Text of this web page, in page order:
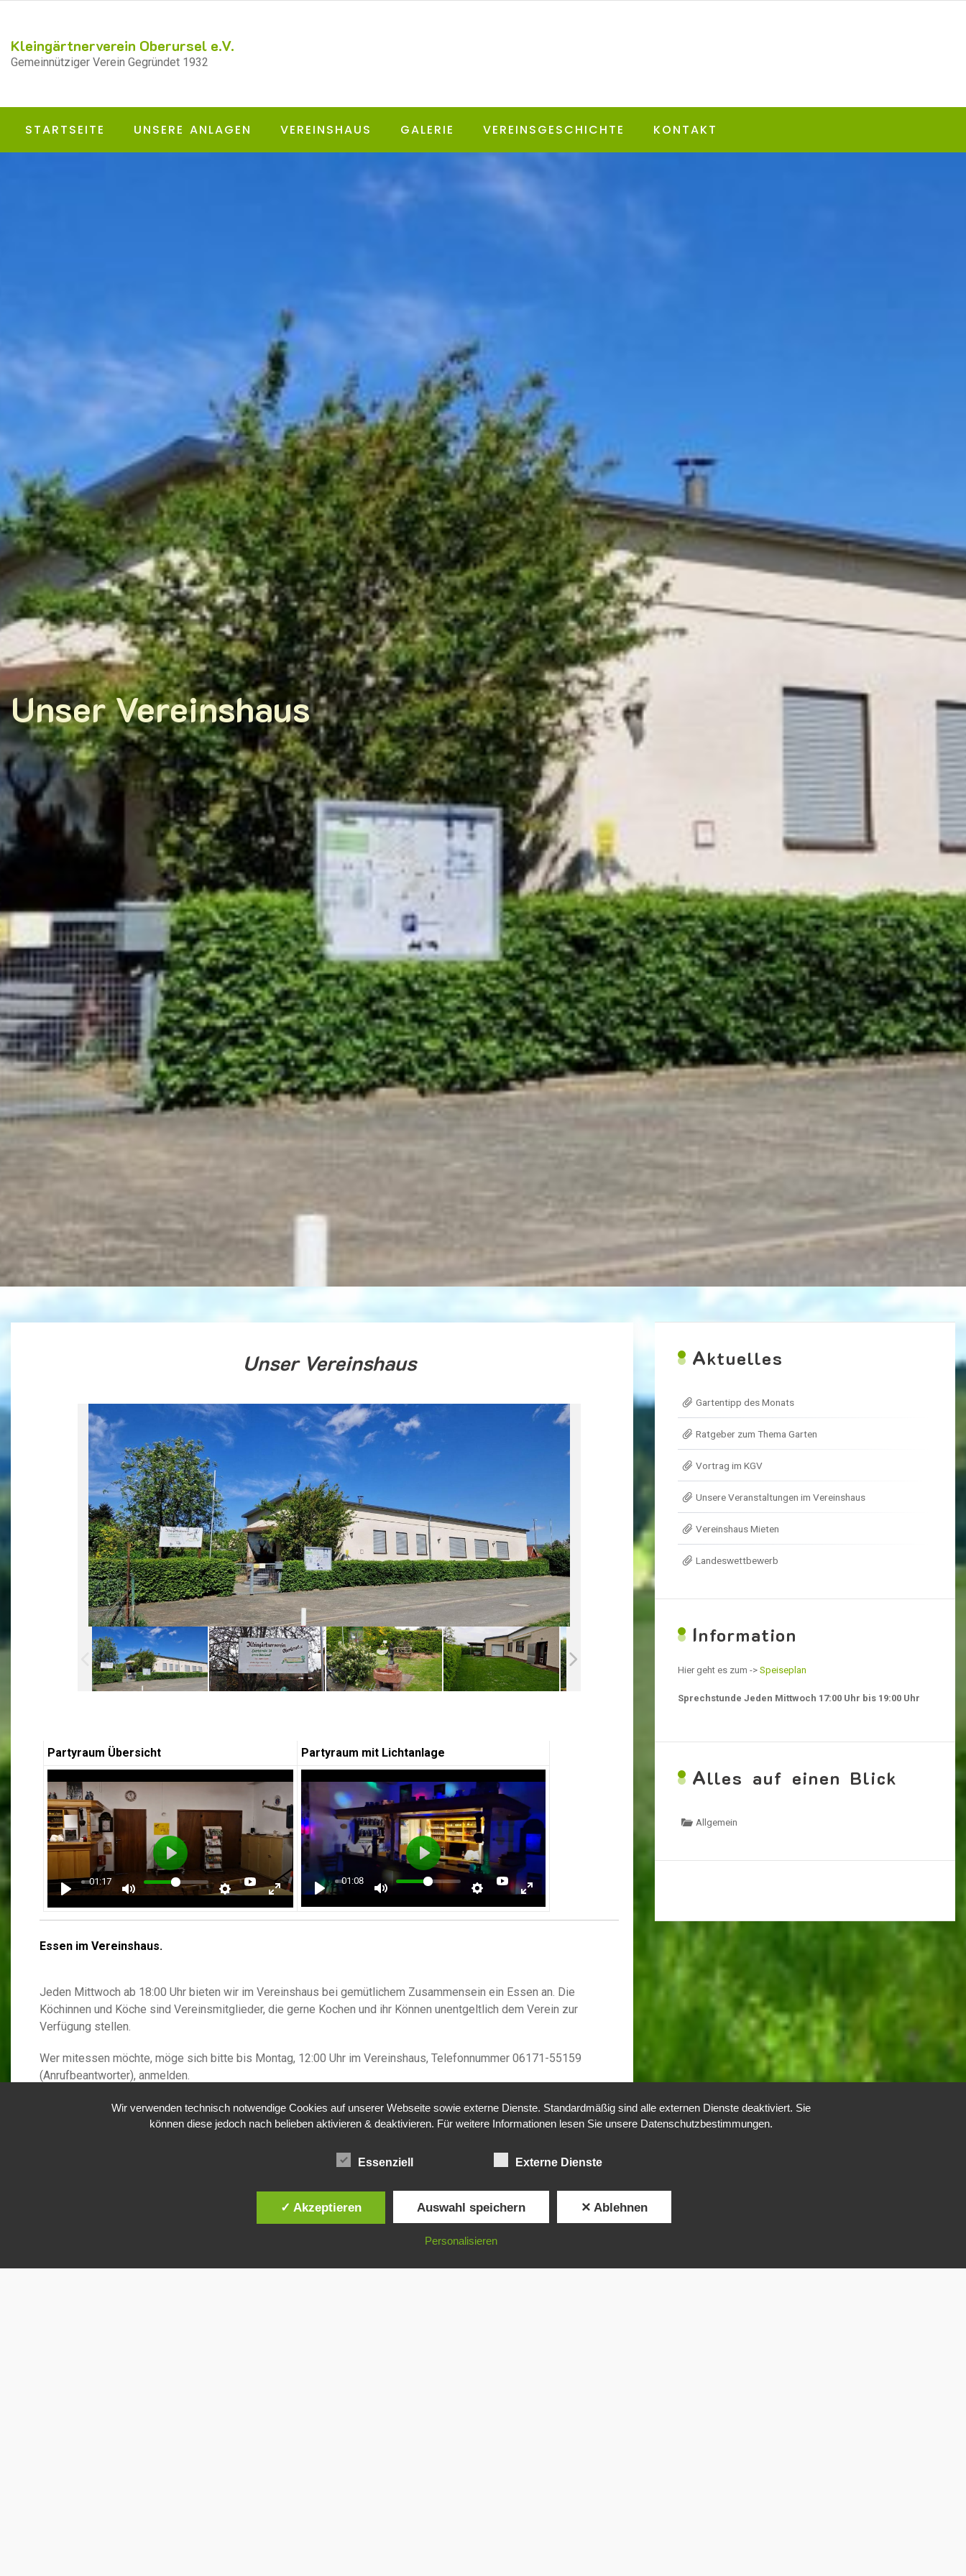
Kleingärtnerverein Oberursel e.V.
Gemeinnütziger Verein Gegründet 1932
STARTSEITE UNSERE ANLAGEN VEREINSHAUS GALERIE VEREINSGESCHICHTE KONTAKT
Unser Vereinshaus
Unser Vereinshaus
Partyraum Übersicht Partyraum mit Lichtanlage
01:17
Play
01:08
Play
Essen im Vereinshaus.
Jeden Mittwoch ab 18:00 Uhr bieten wir im Vereinshaus bei gemütlichem Zusammensein ein Essen an. Die
Köchinnen und Köche sind Vereinsmitglieder, die gerne Kochen und ihr Können unentgeltlich dem Verein zur
Verfügung stellen.
Wer mitessen möchte, möge sich bitte bis Montag, 12:00 Uhr im Vereinshaus, Telefonnummer 06171-55159
(Anrufbeantworter), anmelden.
Eingeladen sind auch Nichtvereinsmitglieder oder Menschen, die gerne einmal gemütlich mit anderen zusammen
mittwochs eine Beratung zu Fragen rund um den Garten an.
sind jeden Mittwoch von 17:00 – 19:00, außer in den Weihnachtsferien.
Aktuelles
Gartentipp des Monats
Ratgeber zum Thema Garten
Vortrag im KGV
Unsere Veranstaltungen im Vereinshaus
Vereinshaus Mieten
Landeswettbewerb
Information
Hier geht es zum -> Speiseplan
Sprechstunde Jeden Mittwoch 17:00 Uhr bis 19:00 Uhr
Alles auf einen Blick
Allgemein
Wir verwenden technisch notwendige Cookies auf unserer Webseite sowie externe Dienste. Standardmäßig sind alle externen Dienste deaktiviert. Sie
können diese jedoch nach belieben aktivieren & deaktivieren. Für weitere Informationen lesen Sie unsere Datenschutzbestimmungen.
Essenziell Externe Dienste
✓ Akzeptieren Auswahl speichern ✕ Ablehnen
Personalisieren